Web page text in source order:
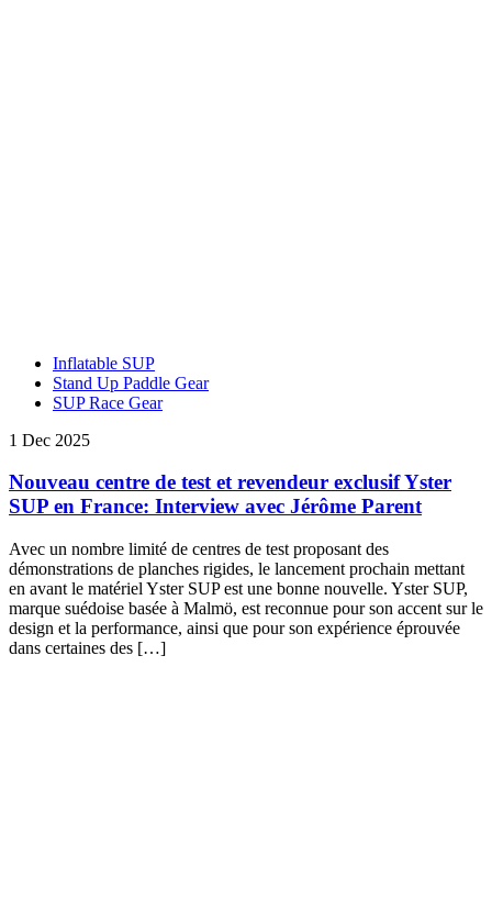
Inflatable SUP
Stand Up Paddle Gear
SUP Race Gear
1 Dec 2025
Nouveau centre de test et revendeur exclusif Yster
SUP en France: Interview avec Jérôme Parent
Avec un nombre limité de centres de test proposant des
démonstrations de planches rigides, le lancement prochain mettant
en avant le matériel Yster SUP est une bonne nouvelle. Yster SUP,
marque suédoise basée à Malmö, est reconnue pour son accent sur le
design et la performance, ainsi que pour son expérience éprouvée
dans certaines des […]